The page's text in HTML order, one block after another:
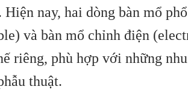
nay, hai dòng bàn mổ
và bàn mổ chỉnh điện
riêng, phù hợp với những
thuật.